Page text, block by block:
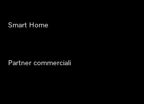
Smart Home
Partner commerciali